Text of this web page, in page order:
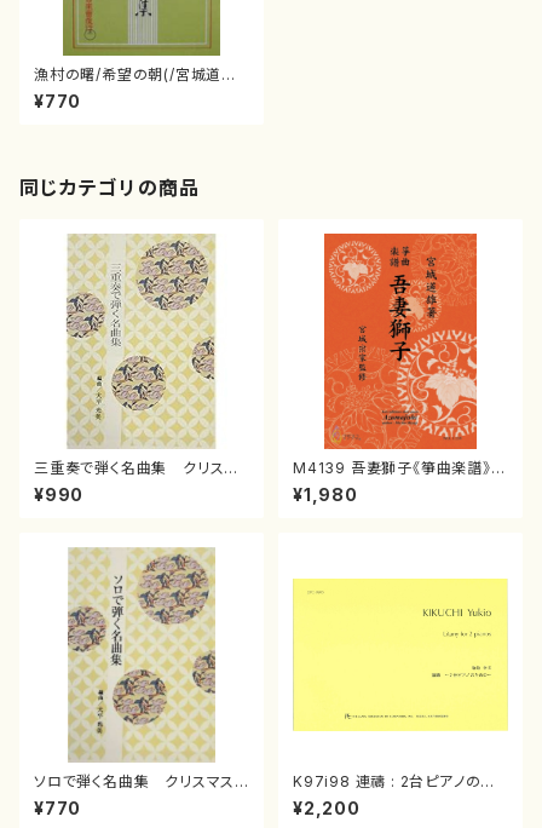
漁村の曙/希望の朝(/宮城道雄/
楽譜）
¥770
同じカテゴリの商品
三重奏で弾く名曲集 クリスマ
スメドレー( 箏2/大平光美 編
曲/楽譜）
¥990
M4139 吾妻獅子《箏曲楽譜》
（箏/宮城道雄著・宮城宗家監修/
箏曲古典楽譜）
¥1,980
ソロで弾く名曲集 クリスマス・
イブ／恋人がサンタクロース(
箏独奏 /大平光美 編曲/楽
¥770
K97i98 連禱 : 2台ピアノのた
めの（2 Pianos / 菊池 幸夫 /
楽譜）
¥2,200